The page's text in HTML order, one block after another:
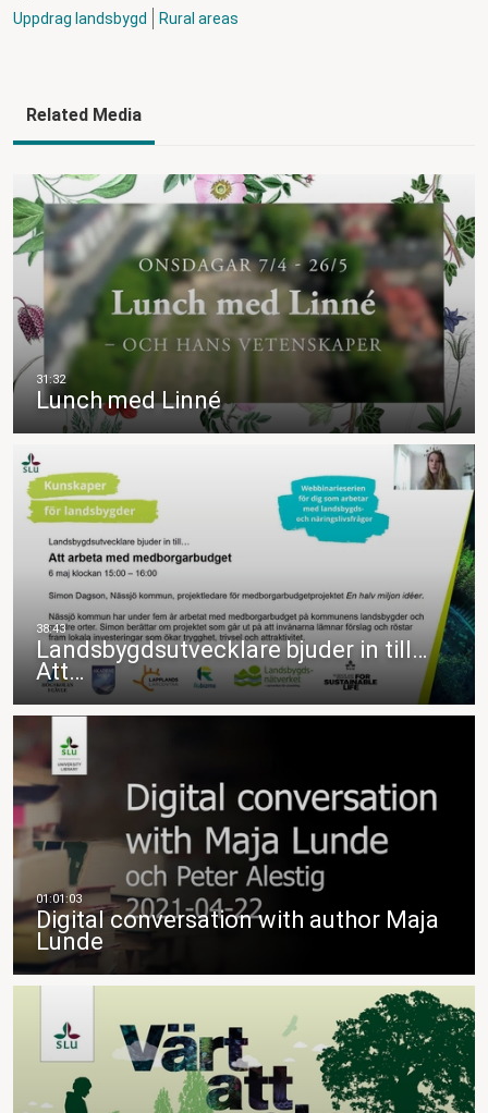
Uppdrag landsbygd
Rural areas
Related Media
Lunch med Linné
Landsbygdsutvecklare bjuder in till…
Att…
Digital conversation with author Maja
Lunde